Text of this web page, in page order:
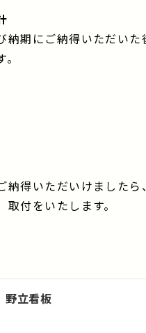
納期にご納得いただいた
納得いただいけましたら
付をいたします。
野立看板